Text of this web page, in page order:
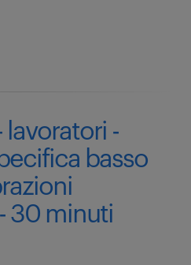
-
basso
30 minuti